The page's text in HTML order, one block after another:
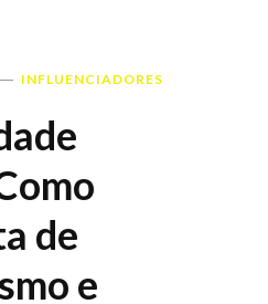
INFLUENCIADORES
de
e